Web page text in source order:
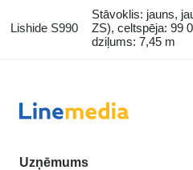
Lishide S990
Stāvoklis: jauns,
ZS), celtspēja: 99
dziļums: 7,45 m
Uzņēmums